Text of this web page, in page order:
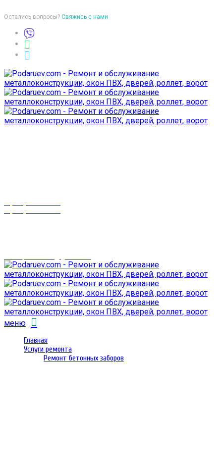
Остались вопросы? Свяжись с нами
меню
Главная
Услуги ремонта
Ремонт бетонных заборов